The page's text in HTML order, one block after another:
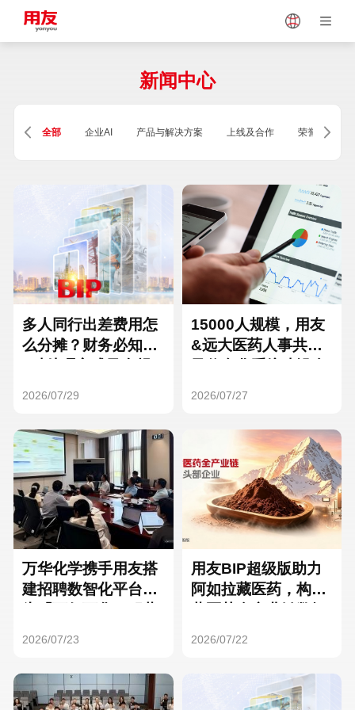
Vietnam
Singapore Malaysia
Thailand
Turkey
Hungary Mexico
Hong Kong Macau
新闻中心
全部 企业AI 产品与解决方案 上线及合作 荣誉及资质
多人同行出差费用怎
么分摊？财务必知的
2026/07/29
15000人规模，用友
&远大医药人事共享
2026/07/27
万华化学携手用友搭
建招聘数智化平台，
2026/07/23
用友BIP超级版助力
阿如拉藏医药，构建
2026/07/22